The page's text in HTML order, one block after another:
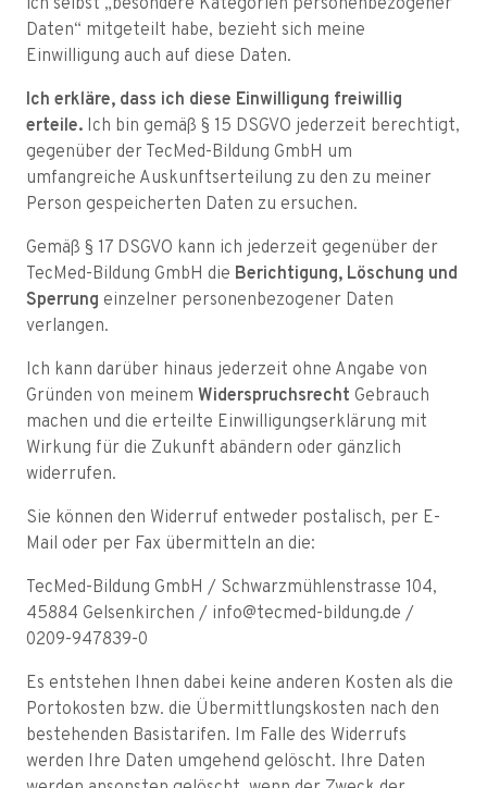
ich selbst „besondere Kategorien personenbezogener
Daten“ mitgeteilt habe, bezieht sich meine
Einwilligung auch auf diese Daten.
Ich erkläre, dass ich diese Einwilligung freiwillig
erteile. Ich bin gemäß § 15 DSGVO jederzeit berechtigt,
gegenüber der TecMed-Bildung GmbH um
umfangreiche Auskunftserteilung zu den zu meiner
Person gespeicherten Daten zu ersuchen.
Gemäß § 17 DSGVO kann ich jederzeit gegenüber der
TecMed-Bildung GmbH die Berichtigung, Löschung und
Sperrung einzelner personenbezogener Daten
verlangen.
Ich kann darüber hinaus jederzeit ohne Angabe von
Gründen von meinem Widerspruchsrecht Gebrauch
machen und die erteilte Einwilligungserklärung mit
Wirkung für die Zukunft abändern oder gänzlich
widerrufen.
Sie können den Widerruf entweder postalisch, per E-
Mail oder per Fax übermitteln an die:
TecMed-Bildung GmbH / Schwarzmühlenstrasse 104,
45884 Gelsenkirchen / info@tecmed-bildung.de /
0209-947839-0
Es entstehen Ihnen dabei keine anderen Kosten als die
Portokosten bzw. die Übermittlungskosten nach den
bestehenden Basistarifen. Im Falle des Widerrufs
werden Ihre Daten umgehend gelöscht. Ihre Daten